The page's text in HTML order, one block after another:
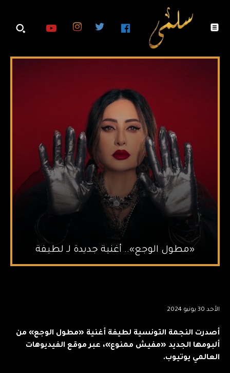
«مطول الوجع».. أغنية جديدة لـ لطيفة
الأحد 30 يونيو 2024
أصدرت النجمة التونسية لطيفة أغنية «مطول الوجع» من
ألبومها الجديد «مفيش ممنوع»، عبر موقع الفيديوهات
العالمي يوتيوب.